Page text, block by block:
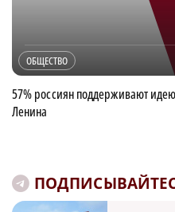
ОБЩЕСТВО
57% россиян поддерживают
Ленина